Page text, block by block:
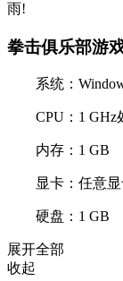
雨!
拳击俱乐部游
系统：
CPU：1 GHz
内存：1 GB
显卡：任意显
硬盘：1 GB
展开全部
收起